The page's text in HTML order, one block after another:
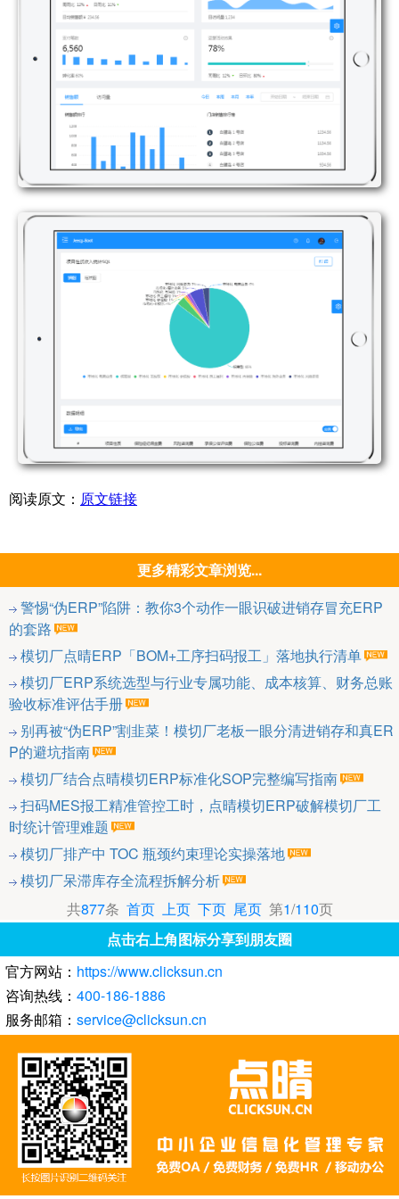
阅读原文： 原文链接
更多精彩文章浏览...
警惕“伪ERP”陷阱：教你3个动作一眼识破进销存冒充ERP
的套路
模切厂点晴ERP「BOM+工序扫码报工」落地执行清单
模切厂ERP系统选型与行业专属功能、成本核算、财务总账
验收标准评估手册
别再被“伪ERP”割韭菜！模切厂老板一眼分清进销存和真ER
P的避坑指南
模切厂结合点晴模切ERP标准化SOP完整编写指南
扫码MES报工精准管控工时，点晴模切ERP破解模切厂工
时统计管理难题
模切厂排产中 TOC 瓶颈约束理论实操落地
模切厂呆滞库存全流程拆解分析
共877条 首页 上页 下页 尾页第1/110页
点击右上角图标分享到朋友圈
官方网站： https://www.clicksun.cn
咨询热线： 400-186-1886
服务邮箱： service@clicksun.cn